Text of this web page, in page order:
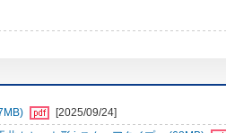
[2025/09/24]